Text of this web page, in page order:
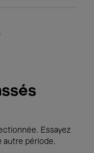
Essayez
autre période.